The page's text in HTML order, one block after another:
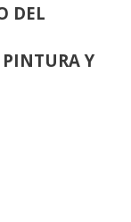
DEL
Y